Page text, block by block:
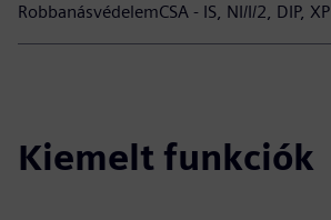
RobbanásvédelemCSA - IS, NI/I/2, DIP, XP
Kiemelt funkciók